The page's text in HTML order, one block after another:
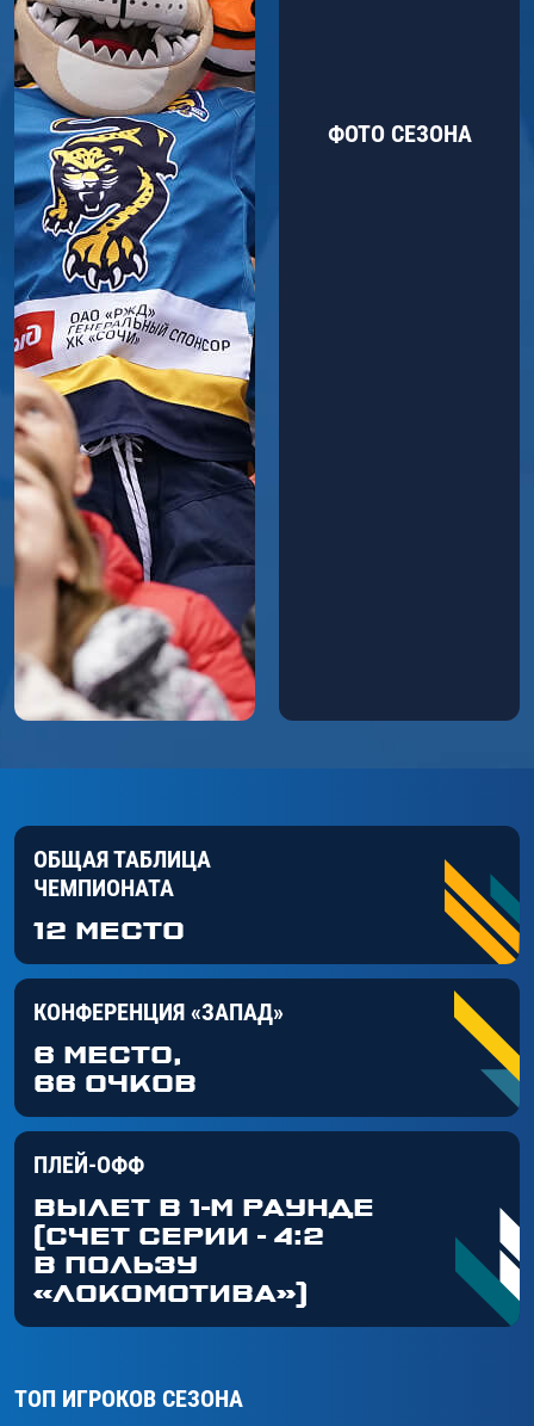
ФОТО СЕЗОНА
ОБЩАЯ ТАБЛИЦА
ЧЕМПИОНАТА
12 МЕСТО
КОНФЕРЕНЦИЯ «ЗАПАД»
6 МЕСТО,
66 ОЧКОВ
ПЛЕЙ-ОФФ
ВЫЛЕТ В 1-М РАУНДЕ
(СЧЕТ СЕРИИ - 4:2
В ПОЛЬЗУ
«ЛОКОМОТИВА»)
ТОП ИГРОКОВ СЕЗОНА